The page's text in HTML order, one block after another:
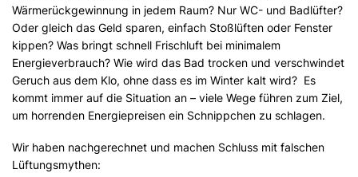
Wärmerückgewinnung in jedem Raum? Nur WC- und Badlüfter?
Oder gleich das Geld sparen, einfach Stoßlüften oder Fenster
kippen? Was bringt schnell Frischluft bei minimalem
Energieverbrauch? Wie wird das Bad trocken und verschwindet
Geruch aus dem Klo, ohne dass es im Winter kalt wird? Es
kommt immer auf die Situation an – viele Wege führen zum Ziel,
um horrenden Energiepreisen ein Schnippchen zu schlagen.
Wir haben nachgerechnet und machen Schluss mit falschen
Lüftungsmythen: